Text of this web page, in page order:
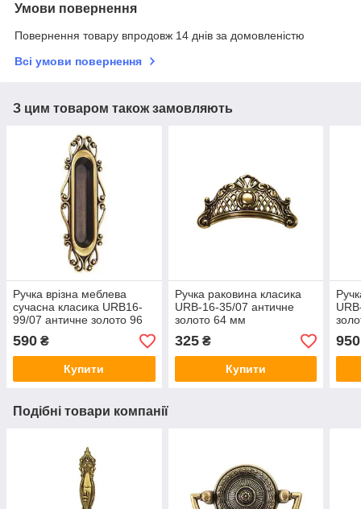
Умови повернення
Повернення товару впродовж 14 днів за домовленістю
Всі умови повернення
З цим товаром також замовляють
Ручка врізна меблева
сучасна класика URB16-
99/07 античне золото 96
мм
590 ₴
Купити
Ручка раковина класика
URB-16-35/07 античне
золото 64 мм
325₴
Купити
950
Подібні товари компанії